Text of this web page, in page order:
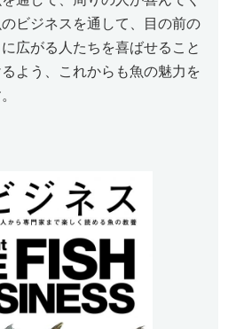
ビジネスを通して、目の前の
広がる人たちを喜ばせること
よう、これからも魚の魅力を